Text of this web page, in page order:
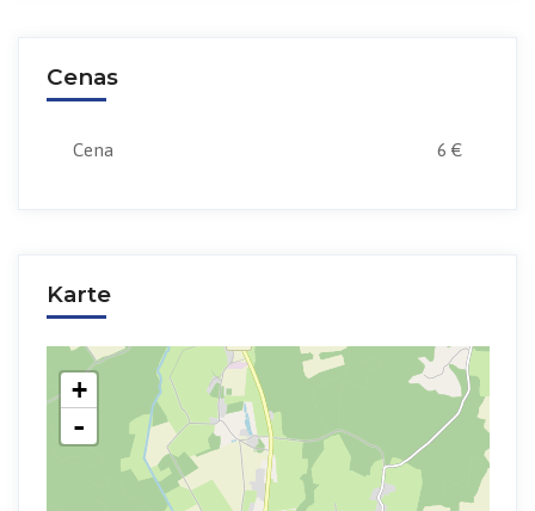
Cenas
Cena 6 €
Karte
+
-